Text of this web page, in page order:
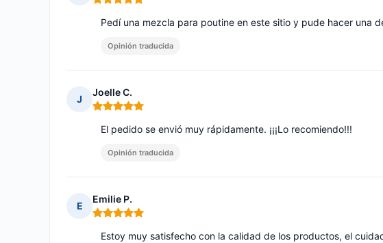
Nota: 5 de 5
Pedí una mezcla para poutine en este sitio y pude hacer una
Opinión traducida
J
Joelle C.
Nota: 5 de 5
El pedido se envió muy rápidamente. ¡¡¡Lo recomiendo!!!
Opinión traducida
E
Emilie P.
Nota: 5 de 5
Estoy muy satisfecho con la calidad de los productos, el